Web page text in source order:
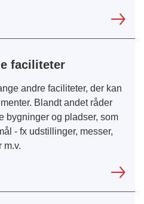
faciliteter
andre faciliteter, der kan
Blandt andet råder
bygninger og pladser, som
- fx udstillinger, messer,
m.v.